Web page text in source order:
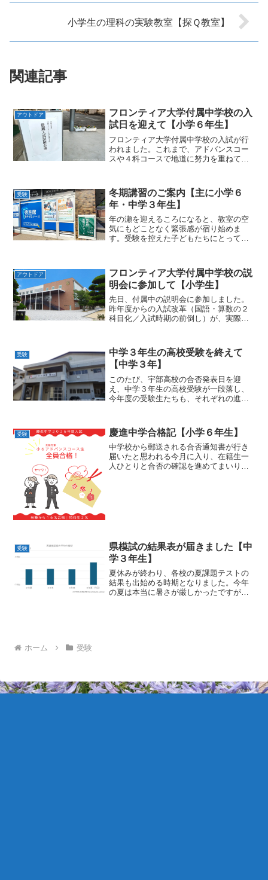
小学生の理科の実験教室【探Ｑ教室】
関連記事
アウトドア
フロンティア大学付属中学校の入
試日を迎えて【小学６年生】
フロンティア大学付属中学校の入試が行
われました。これまで、アドバンスコー
スや４科コースで地道に努力を重ねてき
のために学校へ出向きました。早朝には
雨が降っていましたが、会...
受験
冬期講習のご案内【主に小学６
年・中学３年生】
年の瀬を迎えるころになると、教室の空
気にもどことなく緊張感が宿り始めま
す。受験を控えた子どもたちにとって、
確かな成果へと結びつけるための、いわ
ば“最後の助走期間”です。塾...
アウトドア
フロンティア大学付属中学校の説
明会に参加して【小学生】
先日、付属中の説明会に参加しました。
昨年度からの入試改革（国語・算数の２
科目化／入試時期の前倒し）が、実際に
年度より、国語・算数の２科目入試とな
り、実施時期も１２月中旬...
受験
中学３年生の高校受験を終えて
【中学３年】
このたび、宇部高校の合否発表日を迎
え、中学３年生の高校受験が一段落し、
今年度の受験生たちも、それぞれの進路
名、愛光高校１名、青雲高校１名、西南
学院高校１名、慶進高校アド...
受験 慶進中学合格記【小学６年生】
中学校から郵送される合否通知書が行き
届いたと思われる今月に入り、在籍生一
人ひとりと合否の確認を進めてまいりま
受験
県模試の結果表が届きました【中
学３年生】
夏休みが終わり、各校の夏課題テストの
結果も出始める時期となりました。今年
の夏は本当に暑さが厳しかったですが、
ホーム
受験